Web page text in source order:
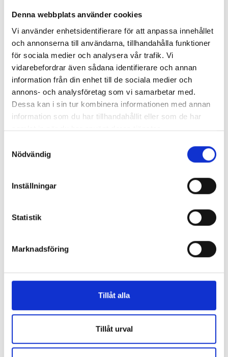
Denna webbplats använder cookies
Vi använder enhetsidentifierare för att anpassa innehållet
och annonserna till användarna, tillhandahålla funktioner
för sociala medier och analysera vår trafik. Vi
vidarebefordrar även sådana identifierare och annan
information från din enhet till de sociala medier och
annons- och analysföretag som vi samarbetar med.
Dessa kan i sin tur kombinera informationen med annan
information som du har tillhandahållit eller som de har
samlat in när du har använt deras tjänster.
Nödvändig
Inställningar
Statistik
Marknadsföring
Tillåt alla
Tillåt urval
Gruppresor
Samla vännerna och ge er ut på en resa fylld med skratt,
mysiga stunder tillsammans – och framför allt god mat & vin.